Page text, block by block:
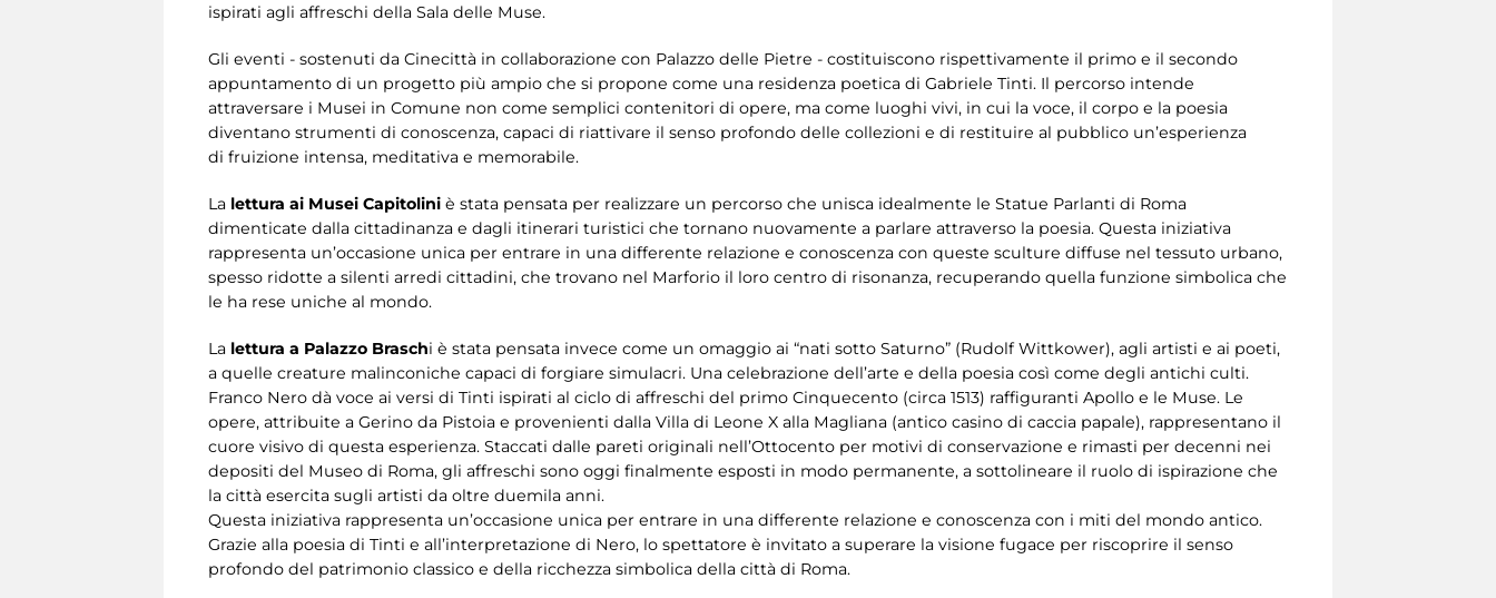
ispirati agli affreschi della Sala delle Muse.
Gli eventi - sostenuti da Cinecittà in collaborazione con Palazzo delle Pietre - costituiscono rispettivamente il primo e il secondo
appuntamento di un progetto più ampio che si propone come una residenza poetica di Gabriele Tinti. Il percorso intende
attraversare i Musei in Comune non come semplici contenitori di opere, ma come luoghi vivi, in cui la voce, il corpo e la poesia
diventano strumenti di conoscenza, capaci di riattivare il senso profondo delle collezioni e di restituire al pubblico un’esperienza
di fruizione intensa, meditativa e memorabile.
La lettura ai Musei Capitolini è stata pensata per realizzare un percorso che unisca idealmente le Statue Parlanti di Roma
dimenticate dalla cittadinanza e dagli itinerari turistici che tornano nuovamente a parlare attraverso la poesia. Questa iniziativa
rappresenta un’occasione unica per entrare in una differente relazione e conoscenza con queste sculture diffuse nel tessuto urbano,
spesso ridotte a silenti arredi cittadini, che trovano nel Marforio il loro centro di risonanza, recuperando quella funzione simbolica che
le ha rese uniche al mondo.
La lettura a Palazzo Braschi è stata pensata invece come un omaggio ai “nati sotto Saturno” (Rudolf Wittkower), agli artisti e ai poeti,
a quelle creature malinconiche capaci di forgiare simulacri. Una celebrazione dell’arte e della poesia così come degli antichi culti.
Franco Nero dà voce ai versi di Tinti ispirati al ciclo di affreschi del primo Cinquecento (circa 1513) raffiguranti Apollo e le Muse. Le
opere, attribuite a Gerino da Pistoia e provenienti dalla Villa di Leone X alla Magliana (antico casino di caccia papale), rappresentano il
cuore visivo di questa esperienza. Staccati dalle pareti originali nell’Ottocento per motivi di conservazione e rimasti per decenni nei
depositi del Museo di Roma, gli affreschi sono oggi finalmente esposti in modo permanente, a sottolineare il ruolo di ispirazione che
la città esercita sugli artisti da oltre duemila anni.
Questa iniziativa rappresenta un’occasione unica per entrare in una differente relazione e conoscenza con i miti del mondo antico.
Grazie alla poesia di Tinti e all’interpretazione di Nero, lo spettatore è invitato a superare la visione fugace per riscoprire il senso
profondo del patrimonio classico e della ricchezza simbolica della città di Roma.